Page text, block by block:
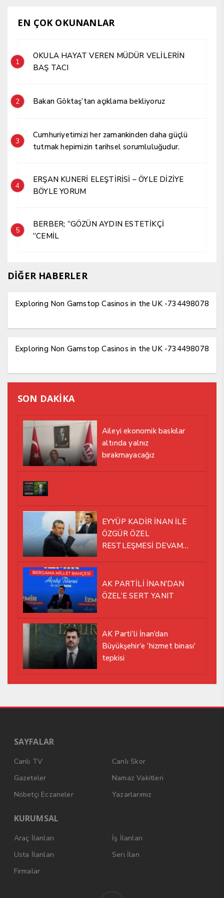
EN ÇOK OKUNANLAR
1
OKULA HAYAT VEREN MÜDÜR VELİLERİN
BAŞ TACI
2 Bakan Göktaş’tan açıklama bekliyoruz
3
Cumhuriyetimizi her zamankinden daha güçlü
tutmak hepimizin tarihsel sorumluluğudur.
4
ERŞAN KUNERİ ELEŞTİRİSİ – ÖYLE DİZİYE
BÖYLE YORUM
5
BERBER; “GÖZÜN AYDIN ESTETİKÇİ
“CEMİL
DİĞER HABERLER
Exploring Non Gamstop Casinos in the UK -734498078
Exploring Non Gamstop Casinos in the UK -734498078
SON DAKİKA
Aileyi ekonomik baskılar
altında yalnız
bırakmayacağız
EYYÜP KADİR İNAN İLE
ÖZGÜR ÖZEL
RESTLEŞMESİ DEVAM
AK PARTİLİ İNAN’DAN
ÖZEL’E SERT YANIT
AK Parti’li İnan’dan
Büyükşehir’e ‘hizmet binası’
tepkisi
SAYFALAR
Canlı TV
Canlı Skor
Gazeteler
Namaz Vakitleri
Nöbetçi Eczaneler
Yazarlarımız
KURUMSAL
Araç İlanları
İş İlanları
Usta İlanları
Seri İlan
Firmalar